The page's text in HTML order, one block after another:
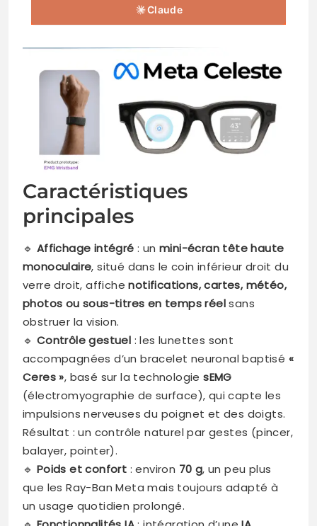
Claude
Caractéristiques
principales
🔹 Affichage intégré : unmini-écran tête haute
monoculaire, situé dans le coin inférieur droit du
verre droit, affichenotifications, cartes, météo,
photos ou sous-titres en temps réelsans
obstruer la vision.
🔹 Contrôle gestuel : les lunettes sont
accompagnées d’un bracelet neuronal baptisé «
Ceres », basé sur la technologiesEMG
(électromyographie de surface), qui capte les
impulsions nerveuses du poignet et des doigts.
Résultat : un contrôle naturel par gestes (pincer,
balayer, pointer).
🔹 Poids et confort : environ 70 g, un peu plus
que les Ray-Ban Meta mais toujours adapté à
un usage quotidien prolongé.